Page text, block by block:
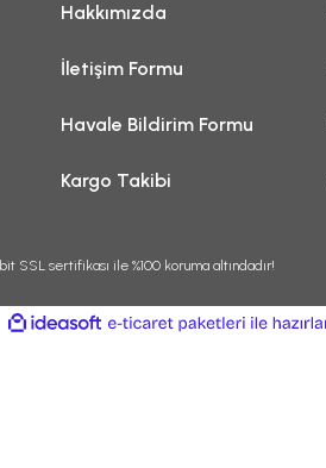
Hakkımızda
İletişim Formu
Havale Bildirim Formu
Kargo Takibi
SSL sertifikası ile %100 koruma altındadır!
ideasoft
e-